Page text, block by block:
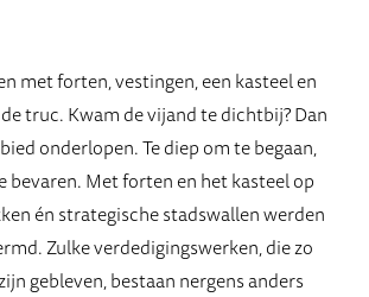
met forten, vestingen, een kasteel en
truc. Kwam de vijand te dichtbij? Dan
onderlopen. Te diep om te begaan,
bevaren. Met forten en het kasteel op
én strategische stadswallen werden
Zulke verdedigingswerken, die zo
gebleven, bestaan nergens anders